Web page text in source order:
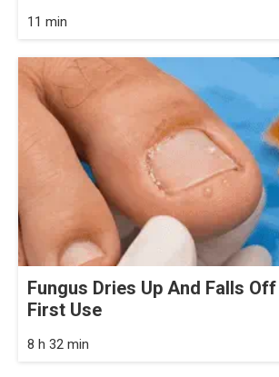
11 min
Fungus Dries Up And Falls
First Use
8 h 32 min